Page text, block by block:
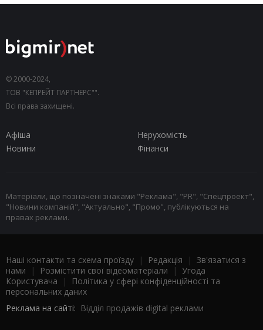
© 2000-2024,
ТОВ "КЕПРЕЙТ ПАРТНЕРС"".
Всі права захищені.
Афіша
Нерухомість
Новини
Фінанси
Матеріали, що позначені знаками "Реклама", "PR", "Спецпроект",
"Новини компаній", "Актуально", "Промо", публікуються на
правах реклами.
Наші контакти та схема проїзду | Редакція | Зв'язатися з
нами | Розмістити свої відеоматеріали | Угода
Користувача |
Політика у сфері конфіденційності та
персональних даних
Реклама на сайті: Відділ продажів digital реклами